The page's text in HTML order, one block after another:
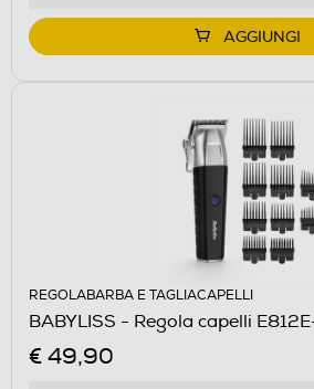
AGGIUNGI
REGOLABARBA E TAGLIACAPELLI
BABYLISS - Regola capelli
€ 49,90